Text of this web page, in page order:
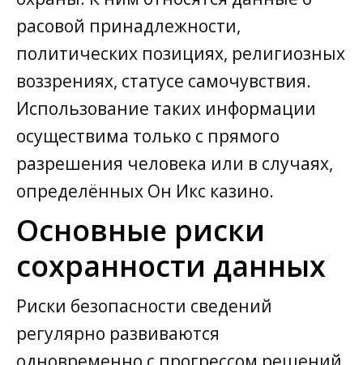
расовой принадлежности,
политических позициях, религиозных
воззрениях, статусе самочувствия.
Использование таких информации
осуществима только с прямого
разрешения человека или в случаях,
определённых Он Икс казино.
Основные риски
сохранности данных
Риски безопасности сведений
регулярно развиваются